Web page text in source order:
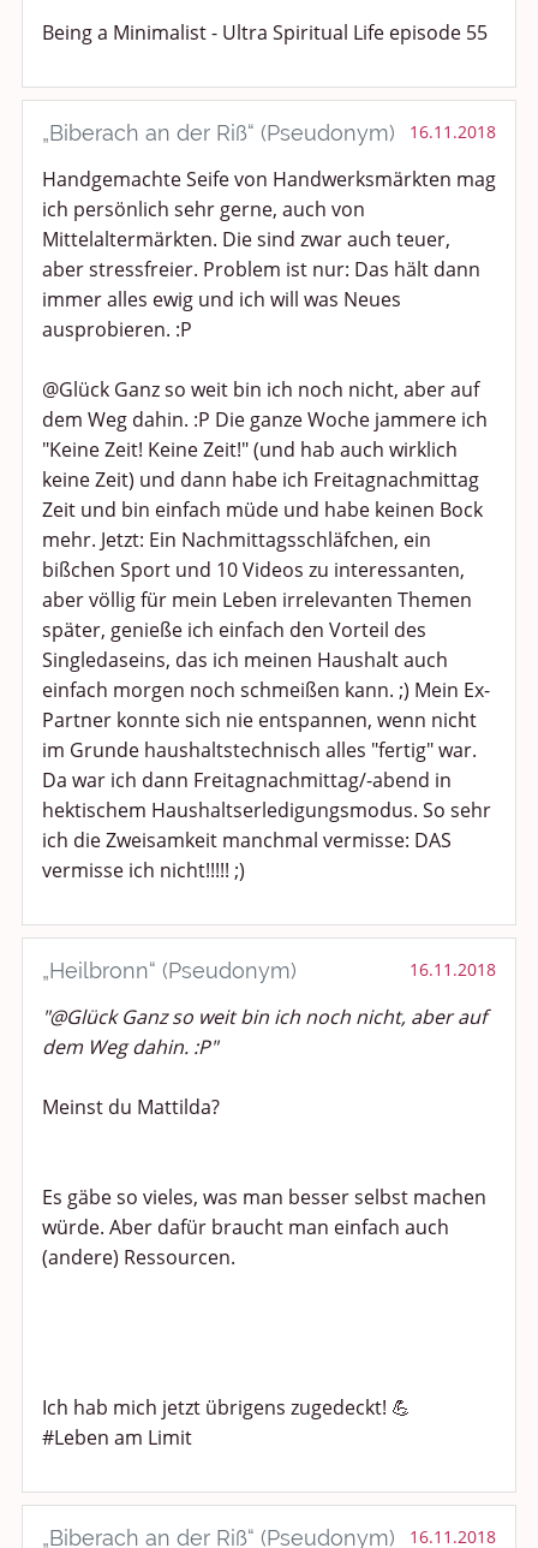
Being a Minimalist - Ultra Spiritual Life episode 55
„Biberach an der Riß“ (Pseudonym) 16.11.2018
Handgemachte Seife von Handwerksmärkten mag
ich persönlich sehr gerne, auch von
Mittelaltermärkten. Die sind zwar auch teuer,
aber stressfreier. Problem ist nur: Das hält dann
immer alles ewig und ich will was Neues
ausprobieren. :P
@Glück Ganz so weit bin ich noch nicht, aber auf
dem Weg dahin. :P Die ganze Woche jammere ich
"Keine Zeit! Keine Zeit!" (und hab auch wirklich
keine Zeit) und dann habe ich Freitagnachmittag
Zeit und bin einfach müde und habe keinen Bock
mehr. Jetzt: Ein Nachmittagsschläfchen, ein
bißchen Sport und 10 Videos zu interessanten,
aber völlig für mein Leben irrelevanten Themen
später, genieße ich einfach den Vorteil des
Singledaseins, das ich meinen Haushalt auch
einfach morgen noch schmeißen kann. ;) Mein Ex-
Partner konnte sich nie entspannen, wenn nicht
im Grunde haushaltstechnisch alles "fertig" war.
Da war ich dann Freitagnachmittag/-abend in
hektischem Haushaltserledigungsmodus. So sehr
ich die Zweisamkeit manchmal vermisse: DAS
vermisse ich nicht!!!!! ;)
„Heilbronn“ (Pseudonym) 16.11.2018
"@Glück Ganz so weit bin ich noch nicht, aber auf
dem Weg dahin. :P"
Meinst du Mattilda?
Es gäbe so vieles, was man besser selbst machen
würde. Aber dafür braucht man einfach auch
(andere) Ressourcen.
Ich hab mich jetzt übrigens zugedeckt! 💪
#Leben am Limit
„Biberach an der Riß“ (Pseudonym) 16.11.2018